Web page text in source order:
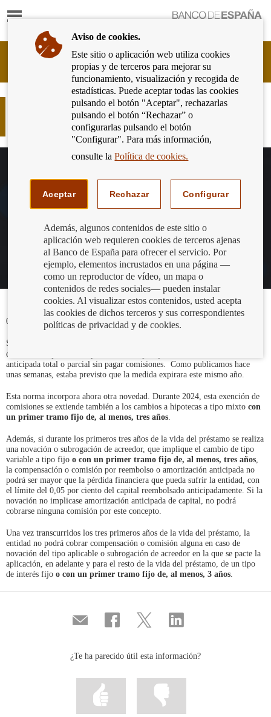
Mostrar
Ir
página
de
inicio
del
Banco
de
España
Cliente
Bancario
Banco
España
Eurosistema,
La exención de comisiones
hipotecarias se prorroga a todo 2024
02/01/2024
Se ha publicado la
nueva
cambiar tu hipoteca de tipo variable a tipo fijo o realizar una amortización
anticipada total o parcial sin pagar comisiones. Como publicamos hace
unas semanas, estaba previsto que la medida expirara este mismo año.
Esta norma incorpora ahora otra novedad. Durante 2024, esta exención de
comisiones se extiende también a los cambios a hipotecas a tipo mixto con
un primer tramo fijo de, al menos, tres años
Además, si durante los primeros tres años de la vida del préstamo se realiza
una novación o subrogación de acreedor, que implique el cambio de tipo
variable a tipo fijo o con un primer tramo fijo de, al menos, tres años
la compensación o comisión por reembolso o amortización anticipada no
podrá ser mayor que la pérdida financiera que pueda sufrir la entidad, con
el límite del 0,05 por ciento del capital reembolsado anticipadamente. Si la
novación no implicase amortización anticipada de capital, no podrá
cobrarse ninguna comisión por este concepto.
Una vez transcurridos los tres primeros años de la vida del préstamo, la
entidad no podrá cobrar compensación o comisión alguna en caso de
novación del tipo aplicable o subrogación de acreedor en la que se pacte la
aplicación, en adelante y para el resto de la vida del préstamo, de un tipo
de interés fijo o con un primer tramo fijo de, al menos, 3 años
Compartir
por
Compartir
en
Compartir
en
Compartir
en
¿Te ha parecido útil esta información?
Marcar
información
Aviso de cookies.
Este sitio o aplicación web utiliza cookies
propias y de terceros para mejorar su
funcionamiento, visualización y recogida de
estadísticas. Puede aceptar todas las cookies
pulsando el botón "Aceptar", rechazarlas
pulsando el botón “Rechazar” o
configurarlas pulsando el botón
"Configurar". Para más información,
consulte laPolítica de cookies.
Aceptar Rechazar Configurar
Además, algunos contenidos de este sitio o
aplicación web requieren cookies de terceros ajenas
al Banco de España para ofrecer el servicio. Por
ejemplo, elementos incrustados en una página —
como un reproductor de vídeo, un mapa o
contenidos de redes sociales— pueden instalar
cookies. Al visualizar estos contenidos, usted acepta
las cookies de dichos terceros y sus correspondientes
políticas de privacidad y de cookies.